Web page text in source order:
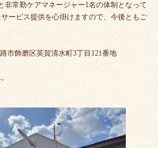
非常勤ケアマネージャー1名の体制となって
ービス提供を心掛けますので、今後ともご
市飾磨区英賀清水町3丁目121番地